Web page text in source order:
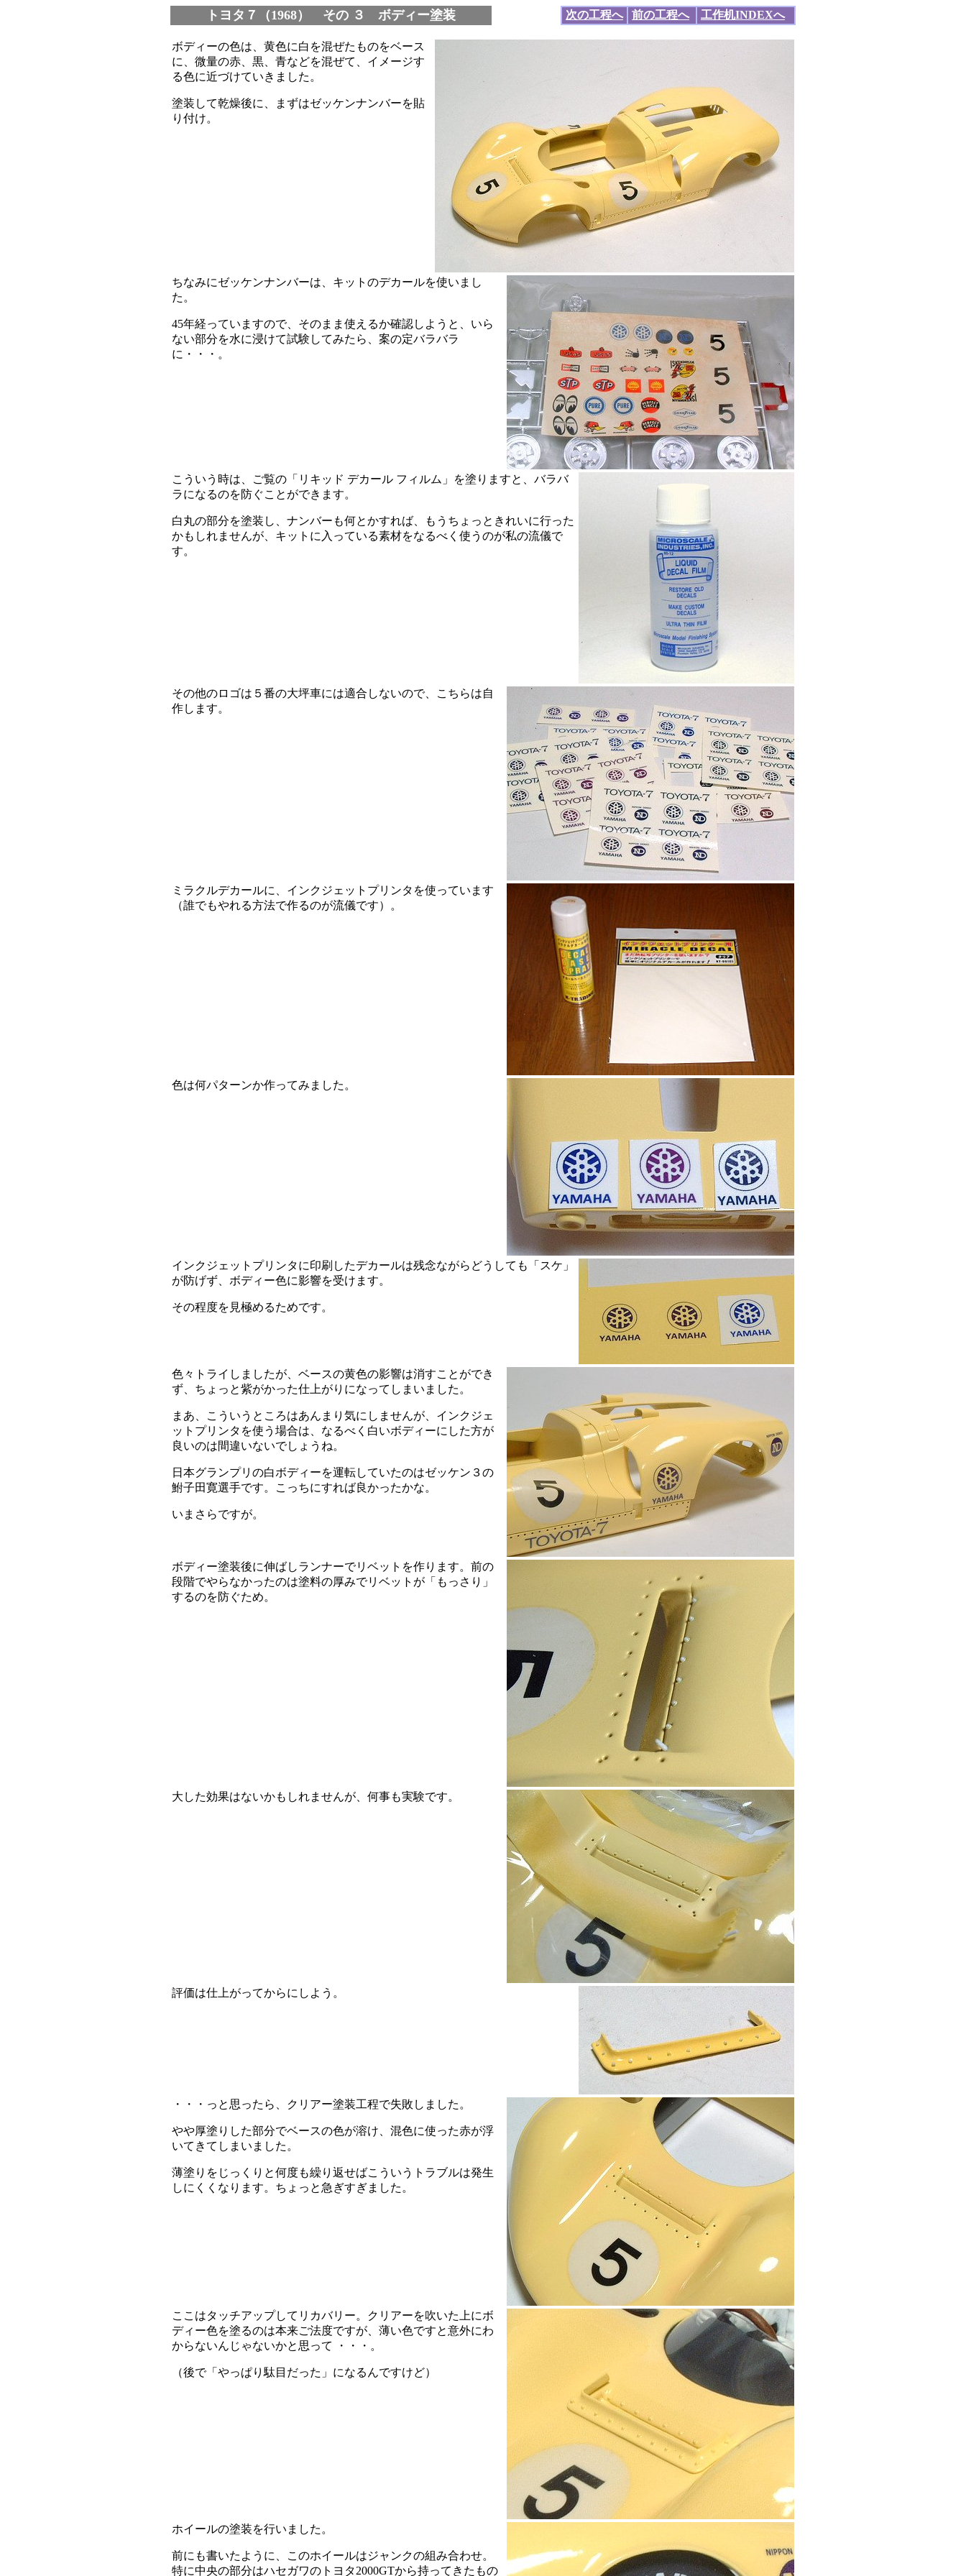
トヨタ７（1968） その ３ ボディー塗装 次の工程へ 前の工程へ 工作机INDEXへ
ボディーの色は、黄色に白を混ぜたものをベース
に、微量の赤、黒、青などを混ぜて、イメージす
る色に近づけていきました。
塗装して乾燥後に、まずはゼッケンナンバーを貼
り付け。
ちなみにゼッケンナンバーは、キットのデカールを使いまし
た。
45年経っていますので、そのまま使えるか確認しようと、いら
ない部分を水に浸けて試験してみたら、案の定バラバラ
に・・・。
こういう時は、ご覧の「リキッド デカール フィルム」を塗りますと、バラバ
ラになるのを防ぐことができます。
白丸の部分を塗装し、ナンバーも何とかすれば、もうちょっときれいに行った
かもしれませんが、キットに入っている素材をなるべく使うのが私の流儀で
す。
その他のロゴは５番の大坪車には適合しないので、こちらは自
作します。
ミラクルデカールに、インクジェットプリンタを使っています
（誰でもやれる方法で作るのが流儀です）。
色は何パターンか作ってみました。
インクジェットプリンタに印刷したデカールは残念ながらどうしても「スケ」
が防げず、ボディー色に影響を受けます。
その程度を見極めるためです。
色々トライしましたが、ベースの黄色の影響は消すことができ
ず、ちょっと紫がかった仕上がりになってしまいました。
まあ、こういうところはあんまり気にしませんが、インクジェ
ットプリンタを使う場合は、なるべく白いボディーにした方が
良いのは間違いないでしょうね。
日本グランプリの白ボディーを運転していたのはゼッケン３の
鮒子田寛選手です。こっちにすれば良かったかな。
いまさらですが。
ボディー塗装後に伸ばしランナーでリベットを作ります。前の
段階でやらなかったのは塗料の厚みでリベットが「もっさり」
するのを防ぐため。
大した効果はないかもしれませんが、何事も実験です。
評価は仕上がってからにしよう。
・・・っと思ったら、クリアー塗装工程で失敗しました。
やや厚塗りした部分でベースの色が溶け、混色に使った赤が浮
いてきてしまいました。
薄塗りをじっくりと何度も繰り返せばこういうトラブルは発生
しにくくなります。ちょっと急ぎすぎました。
ここはタッチアップしてリカバリー。クリアーを吹いた上にボ
ディー色を塗るのは本来ご法度ですが、薄い色ですと意外にわ
からないんじゃないかと思って ・・・。
（後で「やっぱり駄目だった」になるんですけど）
ホイールの塗装を行いました。
前にも書いたように、このホイールはジャンクの組み合わせ。
特に中央の部分はハセガワのトヨタ2000GTから持ってきたもの